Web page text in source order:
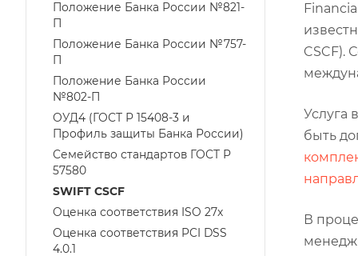
CSCF).
Услуга
быть
В
Положение Банка России №821-
П
Положение Банка России №757-
П
Положение Банка России
№802-П
ОУД4 (ГОСТ Р 15408-3 и
Профиль защиты Банка России)
Семейство стандартов ГОСТ Р
57580
SWIFT CSCF
Оценка соответствия ISO 27x
Оценка соответствия PCI DSS
4.0.1